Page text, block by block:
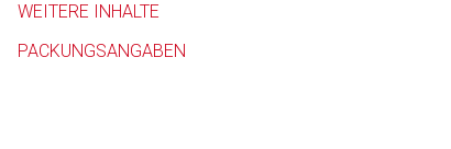
WEITERE INHALTE
PACKUNGSANGABEN